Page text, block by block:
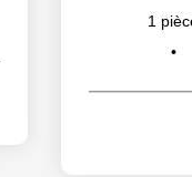
1